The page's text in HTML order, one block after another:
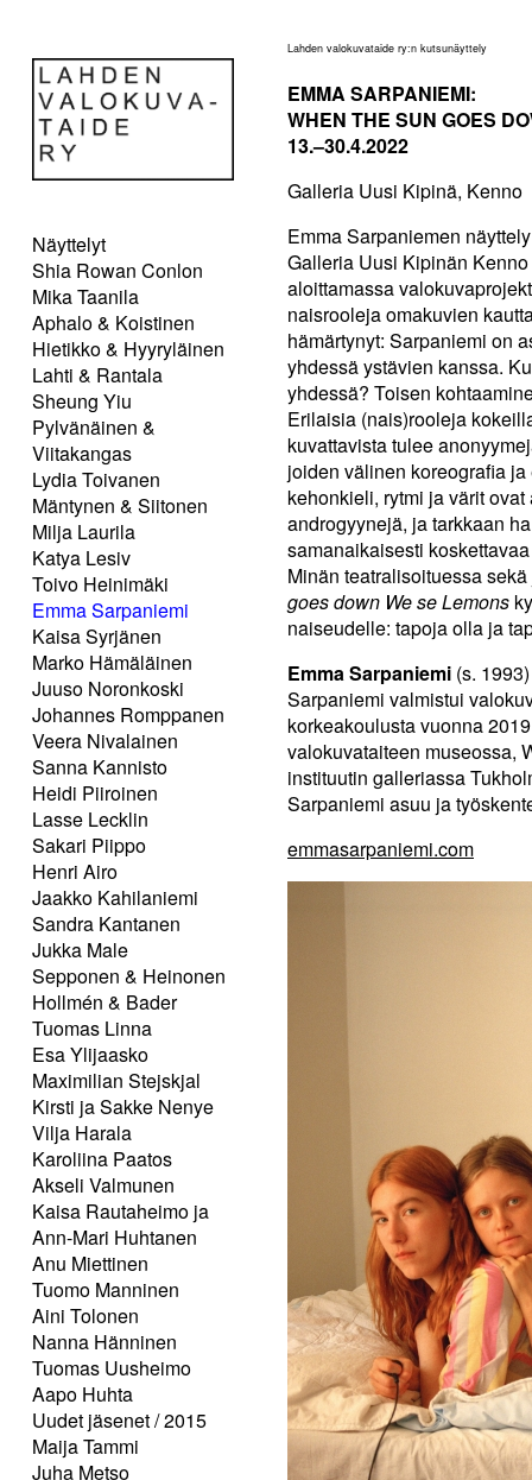
Näyttelyt
Shia Rowan Conlon
Mika Taanila
Aphalo & Koistinen
Hietikko & Hyyryläinen
Lahti & Rantala
Sheung Yiu
Pylvänäinen &
Viitakangas
Lydia Toivanen
Mäntynen & Siitonen
Milja Laurila
Katya Lesiv
Toivo Heinimäki
Emma Sarpaniemi
Kaisa Syrjänen
Marko Hämäläinen
Juuso Noronkoski
Johannes Romppanen
Veera Nivalainen
Sanna Kannisto
Heidi Piiroinen
Lasse Lecklin
Sakari Piippo
Henri Airo
Jaakko Kahilaniemi
Sandra Kantanen
Jukka Male
Sepponen & Heinonen
Hollmén & Bader
Tuomas Linna
Esa Ylijaasko
Maximilian Stejskjal
Kirsti ja Sakke Nenye
Vilja Harala
Karoliina Paatos
Akseli Valmunen
Kaisa Rautaheimo ja
Ann-Mari Huhtanen
Anu Miettinen
Tuomo Manninen
Aini Tolonen
Nanna Hänninen
Tuomas Uusheimo
Aapo Huhta
Uudet jäsenet / 2015
Maija Tammi
Juha Metso
Lahden valokuvataide ry:n kutsunäyttely
EMMA SARPANIEMI:
WHEN THE SUN GOES
13.–30.4.2022
Galleria Uusi Kipinä, Kenno
Emma Sarpaniemen
Galleria Uusi Kipinän
aloittamassa
naisrooleja omakuvien
hämärtynyt: Sarpaniemi on
yhdessä ystävien kanssa.
yhdessä? Toisen
Erilaisia (nais)rooleja
kuvattavista tulee
joiden välinen koreografia
kehonkieli, rytmi ja värit
androgyynejä, ja tarkkaan
samanaikaisesti
Minän teatralisoituessa
goes down We se Lemons
naiseudelle: tapoja olla ja
Emma Sarpaniemi (s.
Sarpaniemi valmistui
korkeakoulusta vuonna
valokuvataiteen museossa,
instituutin galleriassa
Sarpaniemi asuu ja
emmasarpaniemi.com